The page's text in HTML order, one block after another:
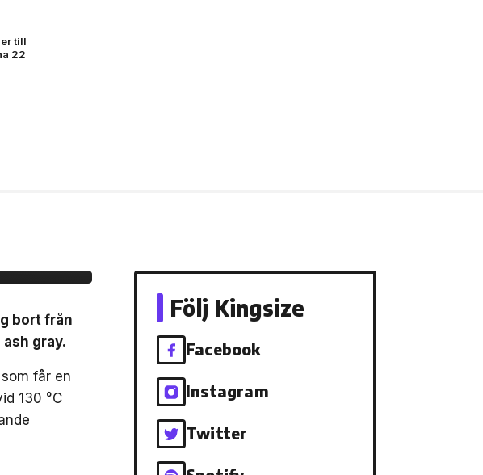
till
22
bort från
gray.
får en
130 °C
Följ Kingsize
Facebook
Instagram
Twitter